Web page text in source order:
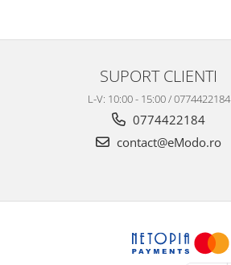
SUPORT CLIENTI
L-V: 10:00 - 15:00 / 0774422184
0774422184
contact@eModo.ro